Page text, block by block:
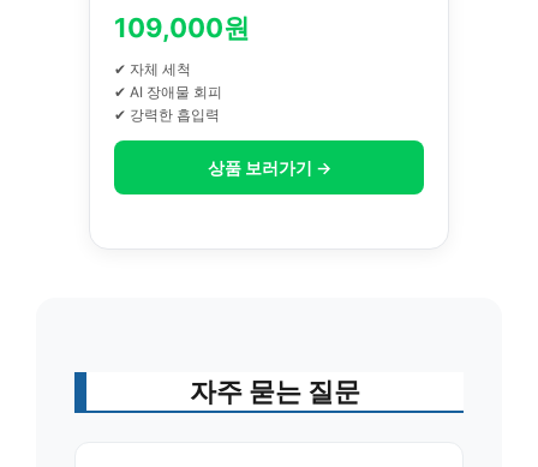
109,000원
✔ 자체 세척
✔ AI 장애물 회피
✔ 강력한 흡입력
상품 보러가기 →
자주 묻는 질문